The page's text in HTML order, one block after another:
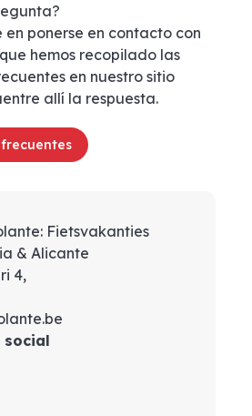
en ponerse en contacto con
hemos recopilado las
en nuestro sitio
allí la respuesta.
Fietsvakanties
& Alicante
4,
social